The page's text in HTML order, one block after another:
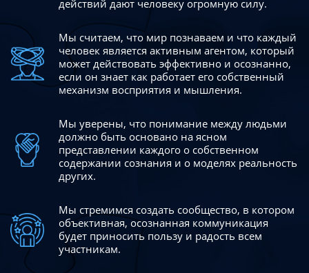
действий дают человеку огромную силу.
Мы считаем, что мир познаваем и что каждый
человек является активным агентом, который
может действовать эффективно и осознанно,
если он знает как работает его собственный
механизм восприятия и мышления.
Мы уверены, что понимание между людьми
должно быть основано на ясном
представлении каждого о собственном
содержании сознания и о моделях реальность
других.
Мы стремимся создать сообщество, в котором
объективная, осознанная коммуникация
будет приносить пользу и радость всем
участникам.